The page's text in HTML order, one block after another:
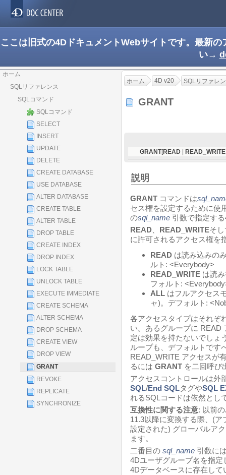
ここは旧式の4DドキュメントWebサイトです。最新
い→
ホーム
SQLリファレンス
SQLコマンド
SQLコマンド
SELECT
INSERT
UPDATE
DELETE
CREATE DATABASE
USE DATABASE
ALTER DATABASE
CREATE TABLE
ALTER TABLE
DROP TABLE
CREATE INDEX
DROP INDEX
LOCK TABLE
UNLOCK TABLE
EXECUTE IMMEDIATE
CREATE SCHEMA
ALTER SCHEMA
DROP SCHEMA
CREATE VIEW
DROP VIEW
GRANT
REVOKE
REPLICATE
SYNCHRONIZE
ホーム 4D v20 SQLリファレ
GRANT
GRANT[READ READ_WRITE
説明
GRANT コマンドは
セス権を設定するために使
のsql_name 引数で指定す
READ、 READ_WRITEそ
に許可されるアクセス権を
READ は読み込みの
ルト: <Everybody>
READ_WRITE は読
フォルト:
ALL はフルアクセス
ャ)。デフォルト:
各アクセスタイプはそれぞ
い。あるグループに READ
定は効果を持たないでしょ
ループも、デフォルトです
READ_WRITE アクセスが
るには GRANT を二回呼び
アクセスコントロールは外
SQL/End SQLタグやSQL
れるSQLコードは依然とし
互換性に関する注意: 以前
11.3以降に変換する際、(
設定された) グローバルア
ます。
二番目の sql_name 引数に
4Dユーザグループ名を指
4Dデータベースに存在し